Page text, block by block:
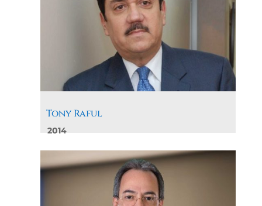
Tony Raful
2014